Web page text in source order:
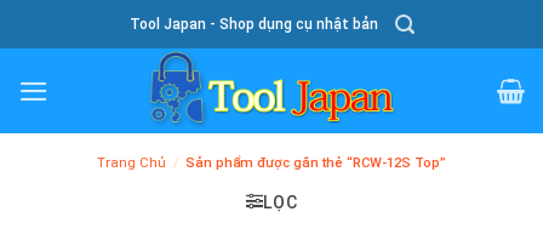
To
Content
Tool Japan - Shop dụng cụ nhật bản
Trang Chủ / Sản phẩm được gắn thẻ “RCW-12S Top”
LỌC